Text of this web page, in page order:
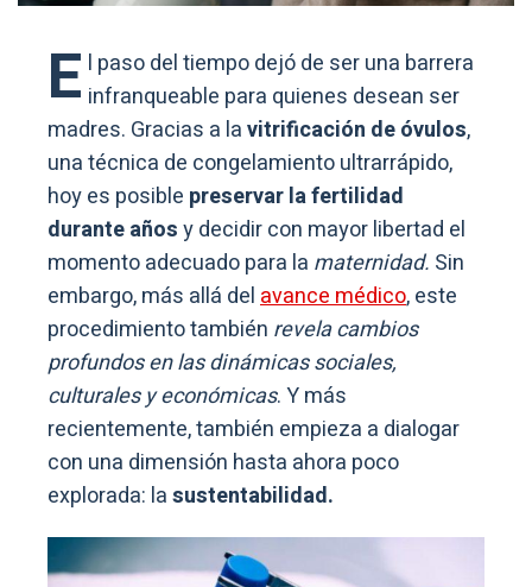
E l paso del tiempo dejó de ser una barrera
infranqueable para quienes desean ser
madres. Gracias a lavitrificación de óvulos,
una técnica de congelamiento ultrarrápido,
hoy es posible preservar la fertilidad
durante añosy decidir con mayor libertad el
momento adecuado para la maternidad. Sin
embargo, más allá delavance médico, este
procedimiento también revela cambios
profundos en las dinámicas sociales,
culturales y económicas. Y más
recientemente, también empieza a dialogar
con una dimensión hasta ahora poco
explorada: lasustentabilidad.